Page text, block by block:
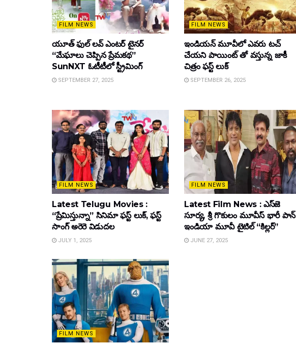
FILM NEWS
యూత్ ఫుల్ లవ్ ఎంటర్ టైనర్
“మేఘాలు చెప్పిన ప్రేమకథ”
SunNXT ఓటీటీలో స్ట్రీమింగ్
SEPTEMBER 27, 2025
FILM NEWS
ఇండియన్ మూవీలో ఎవరు టచ్
చేయని పాయింట్ తో వస్తున్న జాకీ
చిత్రం ఫస్ట్ లుక్
SEPTEMBER 26, 2025
FILM NEWS
Latest Telugu Movies :
“ప్రేమిస్తున్నా” సినిమా ఫస్ట్ లుక్, ఫస్ట్
సాంగ్ అరెరె విడుదల
JULY 1, 2025
FILM NEWS
Latest Film News : ఎస్‌జె
సూర్య, శ్రీ గొకులం మూవీస్‌ భారీ పాన్‌
ఇండియా మూవీ టైటిల్ “కిల్లర్”
JUNE 27, 2025
FILM NEWS